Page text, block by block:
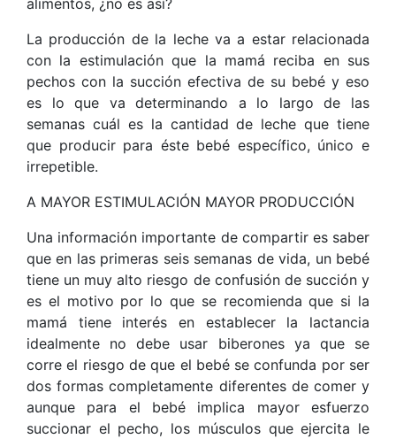
alimentos, ¿no es así?
La producción de la leche va a estar relacionada
con la estimulación que la mamá reciba en sus
pechos con la succión efectiva de su bebé y eso
es lo que va determinando a lo largo de las
semanas cuál es la cantidad de leche que tiene
que producir para éste bebé específico, único e
irrepetible.
A MAYOR ESTIMULACIÓN MAYOR PRODUCCIÓN
Una información importante de compartir es saber
que en las primeras seis semanas de vida, un bebé
tiene un muy alto riesgo de confusión de succión y
es el motivo por lo que se recomienda que si la
mamá tiene interés en establecer la lactancia
idealmente no debe usar biberones ya que se
corre el riesgo de que el bebé se confunda por ser
dos formas completamente diferentes de comer y
aunque para el bebé implica mayor esfuerzo
succionar el pecho, los músculos que ejercita le